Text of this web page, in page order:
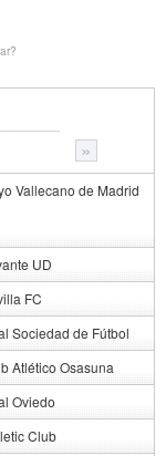
»
Vallecano de Madrid
UD
FC
Sociedad de Fútbol
Atlético Osasuna
Oviedo
Club